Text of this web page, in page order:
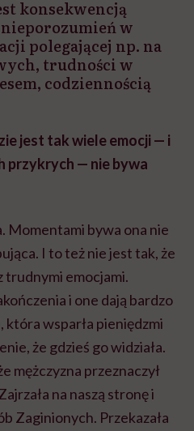
konsekwencją
w
polegającej np. na
trudności w
codziennością
jest tak wiele emocji — i
przykrych — nie bywa
Momentami bywa ona nie
I to też nie jest tak, że
trudnymi emocjami.
i one dają bardzo
którawsparła pieniędzmi
że gdzieś go widziała.
mężczyzna przeznaczył
na naszą stronę i
Zaginionych. Przekazała